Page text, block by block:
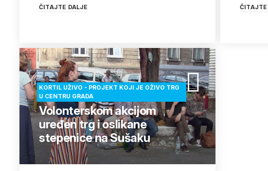
ČITAJTE DALJE ČITAJTE
KORTIL UŽIVO - PROJEKT KOJI JE OŽIVO TRG
U CENTRU GRADA
Volonterskom akcijom
uređen trg i oslikane
stepenice na Sušaku